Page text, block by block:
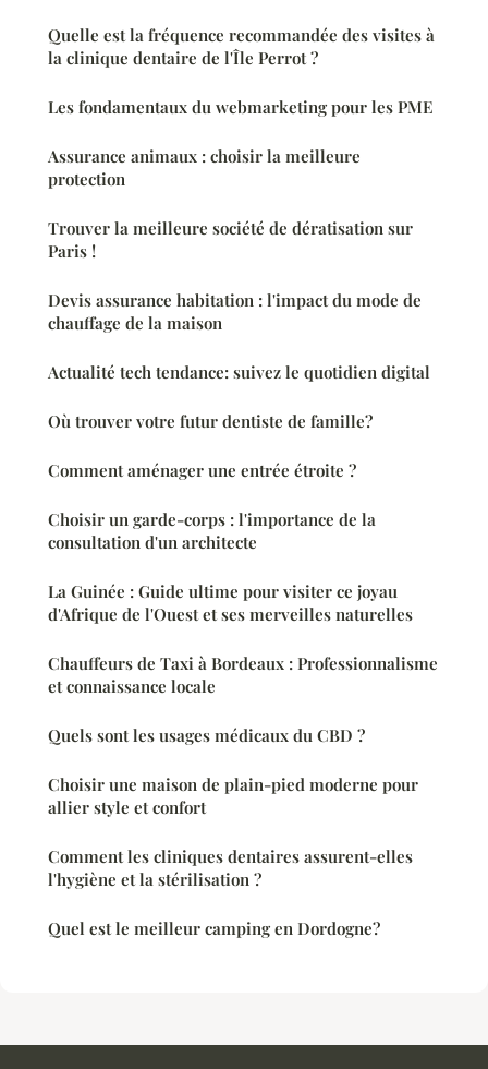
Quelle est la fréquence recommandée des visites à
la clinique dentaire de l'Île Perrot ?
Les fondamentaux du webmarketing pour les PME
Assurance animaux : choisir la meilleure
protection
Trouver la meilleure société de dératisation sur
Paris !
Devis assurance habitation : l'impact du mode de
chauffage de la maison
Actualité tech tendance: suivez le quotidien digital
Où trouver votre futur dentiste de famille?
Comment aménager une entrée étroite ?
Choisir un garde-corps : l'importance de la
consultation d'un architecte
La Guinée : Guide ultime pour visiter ce joyau
d'Afrique de l'Ouest et ses merveilles naturelles
Chauffeurs de Taxi à Bordeaux : Professionnalisme
et connaissance locale
Quels sont les usages médicaux du CBD ?
Choisir une maison de plain-pied moderne pour
allier style et confort
Comment les cliniques dentaires assurent-elles
l'hygiène et la stérilisation ?
Quel est le meilleur camping en Dordogne?